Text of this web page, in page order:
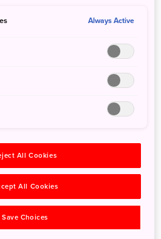
본에서 두 번째로 큰 국립공원으로,
로 나뉩니다. 각각 데와산잔/아사히,
려하면, 지역 탐방 시 차를 렌트하는
공원의 어떤 지역을 방문하느냐에
법은 첫 방문 목적지를 결정한 다음 가
Always Active
All Cookies
All Cookies
Save Choices